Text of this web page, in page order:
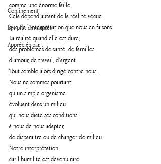
Confinement
Les plus demandés
Appréciés par...
comme une énorme faille,
Cela dépend autant de la réalité vécue
que de l’interprétation que nous en faisons.
La réalité quand elle est dure,
des problèmes de santé, de familles,
d’amour, de travail, d’argent.
Tout semble alors dirigé contre nous.
Nous ne sommes pourtant
qu’un simple organisme
évoluant dans un milieu
qui nous dicte ses conditions,
à nous de nous adapter,
de disparaitre ou de changer de milieu.
Notre interprétation,
car l’humilité est devenu rare